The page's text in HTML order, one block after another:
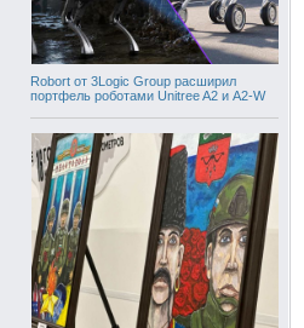
Robort от 3Logic Group расширил
портфель роботами Unitree A2 и A2-W